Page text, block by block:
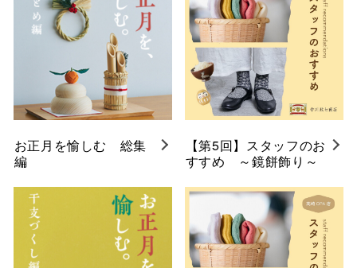
お正月を愉しむ 総集
編
【第5回】スタッフのお
すすめ ～鏡餅飾り～